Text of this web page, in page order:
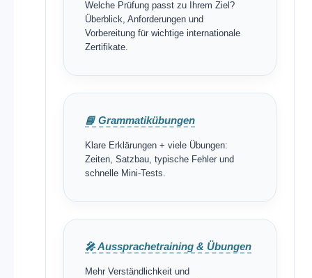
Welche Prüfung passt zu Ihrem Ziel?
Überblick, Anforderungen und
Vorbereitung für wichtige internationale
Zertifikate.
📘 Grammatikübungen
Klare Erklärungen + viele Übungen:
Zeiten, Satzbau, typische Fehler und
schnelle Mini-Tests.
🎤 Aussprachetraining & Übungen
Mehr Verständlichkeit und